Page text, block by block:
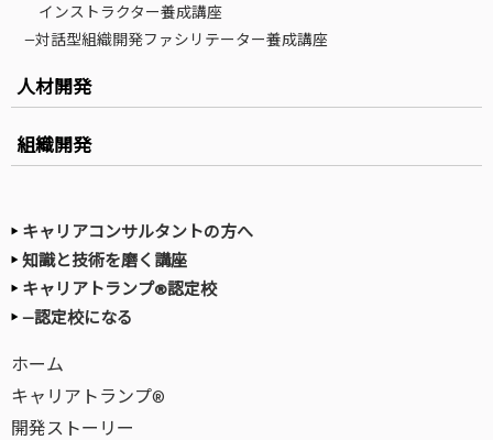
インストラクター養成講座
—対話型組織開発ファシリテーター養成講座
人材開発
組織開発
キャリアコンサルタントの方へ
知識と技術を磨く講座
キャリアトランプ®認定校
—認定校になる
ホーム
キャリアトランプ®
開発ストーリー